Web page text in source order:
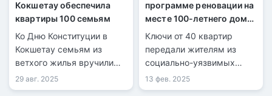
Кокшетау обеспечила
квартиры 100 семьям
Ко Дню Конституции в
Кокшетау семьям из
ветхого жилья вручили
ключи от новых квартир,
сообщили в акимате
29 авг. 2025
программе реновации на
месте 100-летнего дома
построили современный
ЖК
Ключи от 40 квартир
передали жителям из
социально-уязвимых
групп в Щучинске.
13 фев. 2025